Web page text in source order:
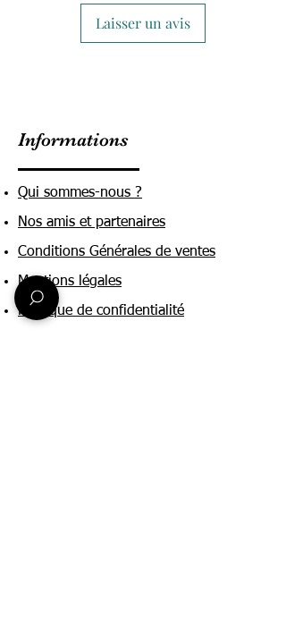
Laisser un avis
Informations
Qui sommes-nous ?
Nos amis et partenaires
Conditions Générales de ventes
Mentions légales
Politique de confidentialité